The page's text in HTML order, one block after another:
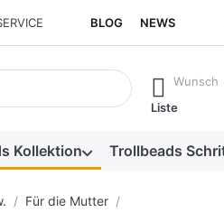
BLOG NEWS
erste Ergebnisse. Drücken
Wunsch
Liste
Kollektion Trollbeads
Für die Mutter